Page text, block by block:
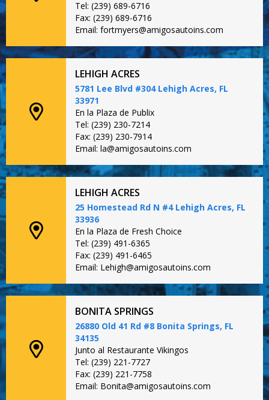
Tel: (239) 689-6716
Fax: (239) 689-6716
Email: fortmyers@amigosautoins.com
LEHIGH ACRES
5781 Lee Blvd #304 Lehigh Acres, FL
33971
En la Plaza de Publix
Tel: (239) 230-7214
Fax: (239) 230-7914
Email: la@amigosautoins.com
LEHIGH ACRES
25 Homestead Rd N #4 Lehigh Acres, FL
33936
En la Plaza de Fresh Choice
Tel: (239) 491-6365
Fax: (239) 491-6465
Email: Lehigh@amigosautoins.com
BONITA SPRINGS
26880 Old 41 Rd #8 Bonita Springs, FL
34135
Junto al Restaurante Vikingos
Tel: (239) 221-7727
Fax: (239) 221-7758
Email: Bonita@amigosautoins.com